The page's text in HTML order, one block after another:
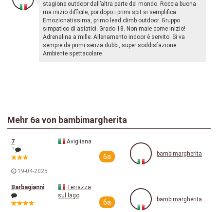
stagione outdoor dall’altra parte del mondo. Roccia buona
ma inizio difficile, poi dopo i primi spit si semplifica.
Emozionatissima, primo lead climb outdoor. Gruppo
simpatico di asiatici. Grado 18. Non male come inizio!
Adrenalina a mille. Allenamento indoor è servito. Si va
sempre da primi senza dubbi, super soddisfazione.
Ambiente spettacolare
Mehr 6a von bambimargherita
7
?
19-04-2025
Avigliana
6a bambimargherita
Barbagianni
Terrazza
sul lago
6a bambimargherita